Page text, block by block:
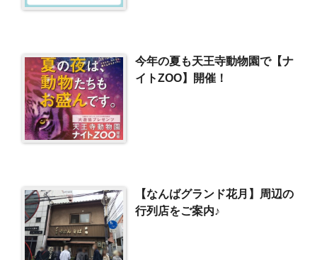
今年の夏も天王寺動物園で【ナ
イトZOO】開催！
【なんばグランド花月】周辺の
行列店をご案内♪